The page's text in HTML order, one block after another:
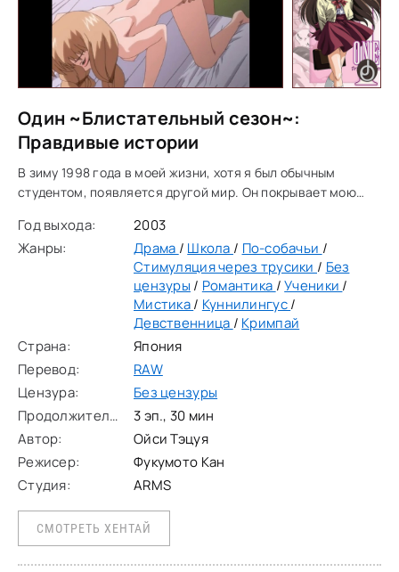
Один ~Блистательный сезон~:
Правдивые истории
В зиму 1998 года в моей жизни, хотя я был обычным
студентом, появляется другой мир. Он покрывает мою
не замечал того, что оставалось неизменным
Год выхода:
2003
Жанры:
Драма / Школа / По-собачьи /
Стимуляция через трусики / Без
цензуры / Романтика /Ученики /
Мистика/ Куннилингус/
Девственница / Кримпай
Страна:
Япония
Перевод:
RAW
Цензура:
Без цензуры
Продолжительность:
3 эп., 30 мин
Автор:
Ойси Тэцуя
Режисер:
Фукумото Кан
Студия:
ARMS
СМОТРЕТЬ ХЕНТАЙ